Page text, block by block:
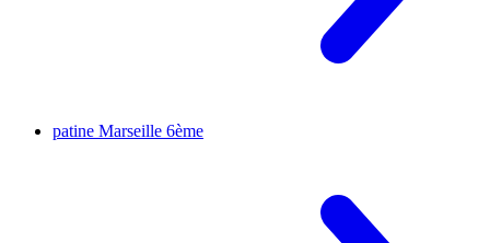
patine Marseille 6ème